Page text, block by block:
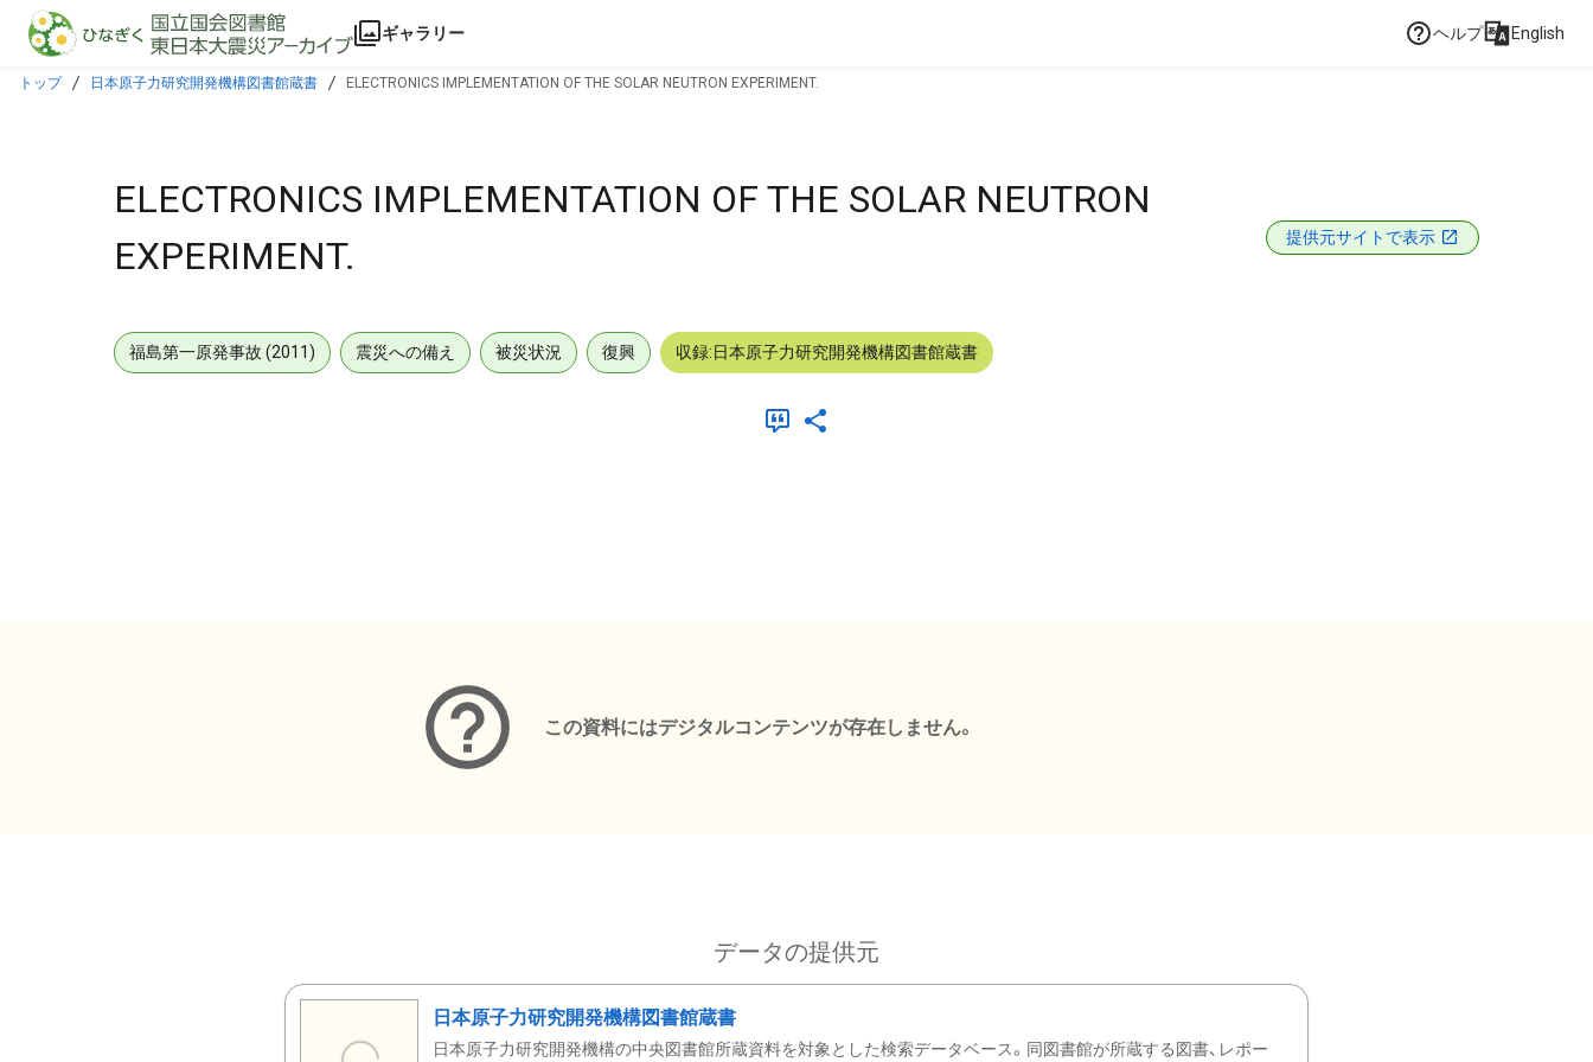
本文に飛ぶ
ギャラリー ヘルプ English
トップ 日本原子力研究開発機構図書館蔵書 ELECTRONICS IMPLEMENTATION OF THE SOLAR NEUTRON EXPERIMENT.
ELECTRONICS IMPLEMENTATION OF THE SOLAR NEUTRON
EXPERIMENT.
提供元サイトで表示
福島第一原発事故 (2011) 震災への備え 被災状況 復興 収録:日本原子力研究開発機構図書館蔵書
この資料にはデジタルコンテンツが存在しません。
データの提供元
日本原子力研究開発機構図書館蔵書
日本原子力研究開発機構の中央図書館所蔵資料を対象とした検索データベース。同図書館が所蔵する図書、レポー